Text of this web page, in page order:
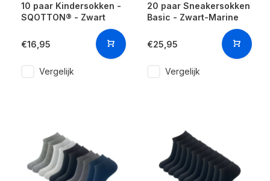
10 paar Kindersokken -
SQOTTON® - Zwart
€16,95
Vergelijk
20 paar Sneakersokken
Basic - Zwart-Marine
€25,95
Vergelijk